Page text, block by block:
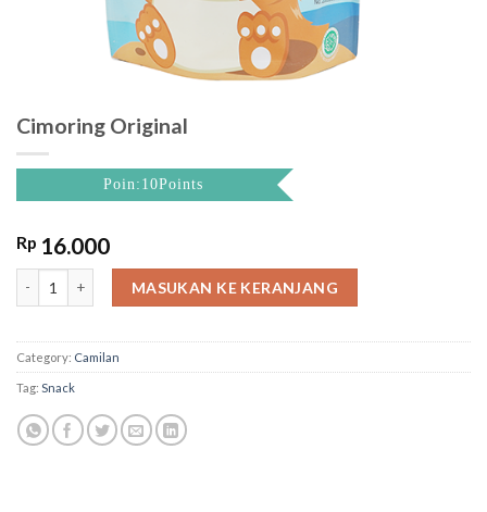
Cimoring Original
Poin:10Points
Rp 16.000
MASUKAN KE KERANJANG
Category: Camilan
Tag: Snack